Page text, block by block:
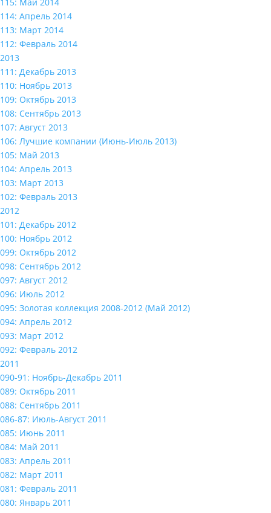
114: Апрель 2014
113: Март 2014
112: Февраль 2014
2013
111: Декабрь 2013
110: Ноябрь 2013
109: Октябрь 2013
108: Сентябрь 2013
107: Август 2013
106: Лучшие компании (Июнь-Июль 2013)
105: Май 2013
104: Апрель 2013
103: Март 2013
102: Февраль 2013
2012
101: Декабрь 2012
100: Ноябрь 2012
099: Октябрь 2012
098: Сентябрь 2012
097: Август 2012
096: Июль 2012
095: Золотая коллекция 2008-2012 (Май 2012)
094: Апрель 2012
093: Март 2012
092: Февраль 2012
2011
090-91: Ноябрь-Декабрь 2011
089: Октябрь 2011
088: Сентябрь 2011
086-87: Июль-Август 2011
085: Июнь 2011
084: Май 2011
083: Апрель 2011
082: Март 2011
081: Февраль 2011
080: Январь 2011